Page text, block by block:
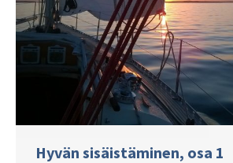
Hyvän sisäistäminen, osa 1